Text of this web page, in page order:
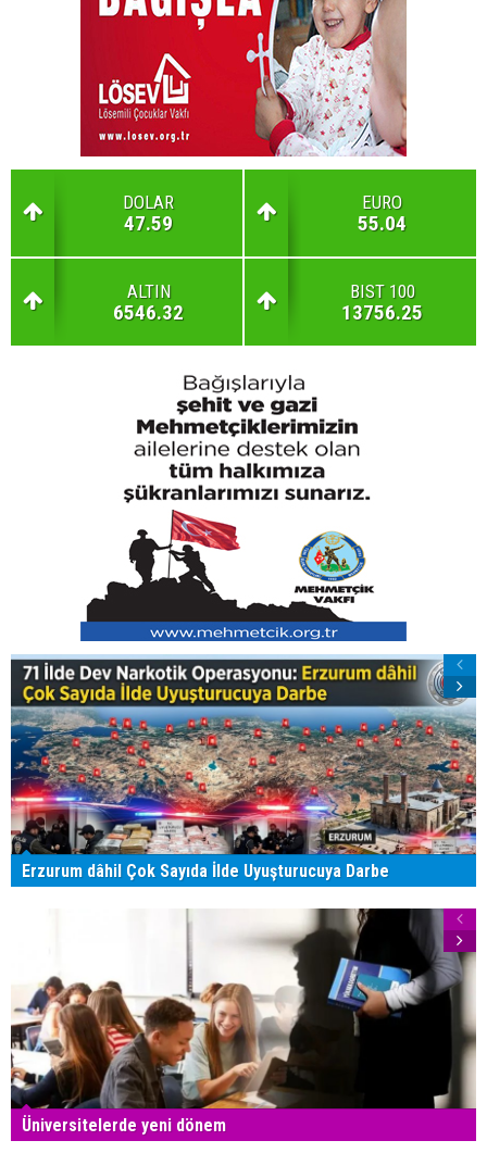
DOLAR
47.59
EURO
55.04
ALTIN
6546.32
BIST 100
13756.25
Erzurum dâhil Çok Sayıda İlde Uyuşturucuya Darbe
Üniversitelerde yeni dönem